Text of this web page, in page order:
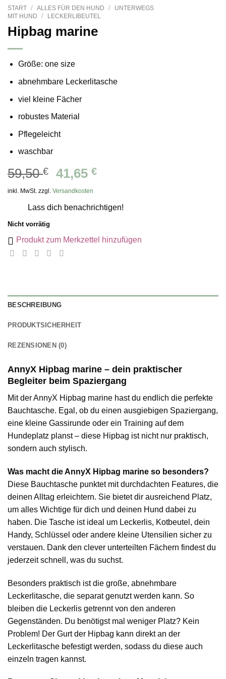
START / ALLES FÜR DEN HUND /
UNTERWEGS
MIT HUND
/ LECKERLIBEUTEL
Hipbag marine
Größe: one size
abnehmbare Leckerlitasche
viel kleine Fächer
robustes Material
Pflegeleicht
waschbar
59,50€
Ursprünglicher
Preis
59,50 €
41,65 €Aktueller
41,65 €.
inkl. MwSt. zzgl. Versandkosten
Lass dich benachrichtigen!
Nicht vorrätig
Produkt zum Merkzettel hinzufügen
BESCHREIBUNG
PRODUKTSICHERHEIT
REZENSIONEN (0)
AnnyX Hipbag marine – dein praktischer
Begleiter beim Spaziergang
Mit der AnnyX Hipbag marine hast du endlich die perfekte
Bauchtasche. Egal, ob du einen ausgiebigen Spaziergang,
eine kleine Gassirunde oder ein Training auf dem
Hundeplatz planst – diese Hipbag ist nicht nur praktisch,
sondern auch stylisch.
Was macht die AnnyX Hipbag marine so besonders?
Diese Bauchtasche punktet mit durchdachten Features, die
deinen Alltag erleichtern. Sie bietet dir ausreichend Platz,
um alles Wichtige für dich und deinen Hund dabei zu
haben. Die Tasche ist ideal um Leckerlis, Kotbeutel, dein
Handy, Schlüssel oder andere kleine Utensilien sicher zu
verstauen. Dank den clever unterteilten Fächern findest du
jederzeit schnell, was du suchst.
Besonders praktisch ist die große, abnehmbare
Leckerlitasche, die separat genutzt werden kann. So
bleiben die Leckerlis getrennt von den anderen
Gegenständen. Du benötigst mal weniger Platz? Kein
Problem! Der Gurt der Hipbag kann direkt an der
Leckerlitasche befestigt werden, sodass du diese auch
einzeln tragen kannst.